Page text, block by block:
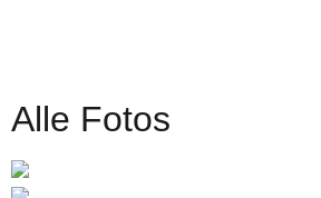
Alle Fotos